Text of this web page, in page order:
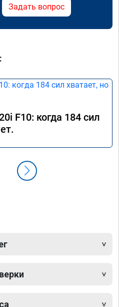
Задать вопрос
F10: когда 184 сил